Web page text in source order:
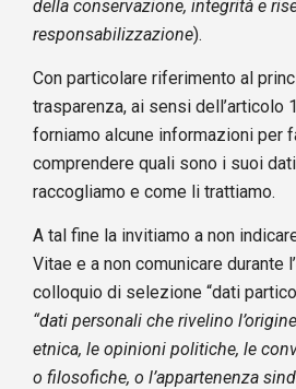
della conservazione, integrità e
responsabilizzazione).
Con particolare riferimento al
trasparenza, ai sensi dell’articolo
forniamo alcune informazioni per
comprendere quali sono i suoi
raccogliamo e come li trattiamo.
A tal fine la invitiamo a non
Vitae e a non comunicare durante
colloquio di selezione “dati
“dati personali che rivelino
etnica, le opinioni politiche, le
o filosofiche, o l’appartenenza